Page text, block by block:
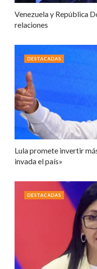
Venezuela y República
relaciones
Lula promete invertir
invada el país»
DESTACADAS
DESTACADAS